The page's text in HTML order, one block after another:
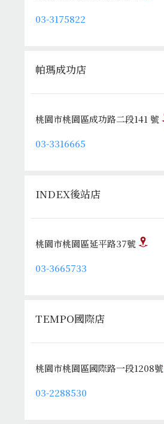
03-3175822
帕瑪成功店
桃園市桃園區成功路二段141 號
03-3316665
INDEX後站店
桃園市桃園區延平路37號
03-3665733
TEMPO國際店
桃園市桃園區國際路一段1208號
03-2288530